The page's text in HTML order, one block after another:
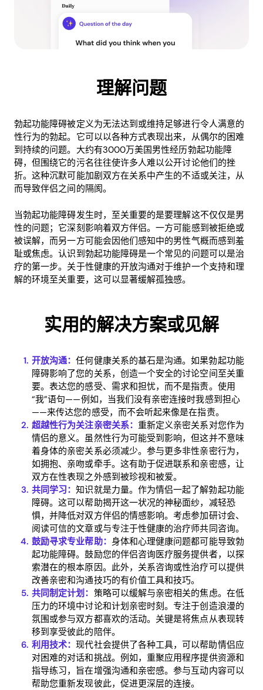
Home
Blog
Download
理解问题
勃起功能障碍被定义为无法达到或维持足够进行令人满意的
性行为的勃起。它可以以各种方式表现出来，从偶尔的困难
到持续的问题。大约有3000万美国男性经历勃起功能障
碍，但围绕它的污名往往使许多人难以公开讨论他们的挫
折。这种沉默可能加剧双方在关系中产生的不适或关注，从
而导致伴侣之间的隔阂。
当勃起功能障碍发生时，至关重要的是要理解这不仅仅是男
性的问题；它深刻影响着双方伴侣。一方可能感到被拒绝或
被误解，而另一方可能会因他们感知中的男性气概而感到羞
耻或焦虑。认识到勃起功能障碍是一个常见的问题可以是治
疗的第一步。关于性健康的开放沟通对于维护一个支持和理
解的环境至关重要，这可以显著缓解孤独感。
实用的解决方案或见解
开放沟通：任何健康关系的基石是沟通。如果勃起功能
障碍影响了您的关系，创造一个安全的讨论空间至关重
要。表达您的感受、需求和担忧，而不是指责。使用
“我”语句——例如，当我们没有亲密连接时我感到担心
——来传达您的感受，而不会听起来像是在指责。
超越性行为关注亲密关系： 重新定义亲密关系对您作为
情侣的意义。虽然性行为可能受到影响，但这并不意味
着身体的亲密关系必须减少。参与更多非性亲密行为，
如拥抱、亲吻或牵手。这有助于促进联系和亲密感，让
双方在性表现之外感到被珍视和被爱。
共同学习：知识就是力量。作为情侣一起了解勃起功能
障碍。这可以帮助揭开这一状况的神秘面纱，减轻恐
惧，并降低对双方伴侣的情感影响。考虑参加研讨会、
阅读可信的文章或与专注于性健康的治疗师共同咨询。
鼓励寻求专业帮助： 身体和心理健康问题都可能导致勃
起功能障碍。鼓励您的伴侣咨询医疗服务提供者，以探
索潜在的根本原因。此外，关系咨询或性治疗可以提供
改善亲密和沟通技巧的有价值工具和技巧。
共同制定计划： 策略可以缓解与亲密相关的焦虑。在低
压力的环境中讨论和计划亲密时刻。专注于创造浪漫的
氛围或参与双方都喜欢的活动。关键是将焦点从表现转
移到享受彼此的陪伴。
利用技术：现代社会提供了各种工具，可以帮助情侣应
对困难的对话和挑战。例如，重聚应用程序提供资源和
指导练习，旨在增强沟通和亲密感。参与互动内容可以
帮助您重新发现彼此，促进更深层的连接。